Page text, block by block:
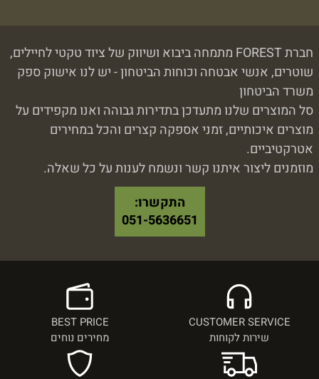
חברת FOREST מתמחה ביבוא ושיווק של ציוד טקטי לחיילים,
שוטרים, אנשי אבטחה וכוחות הביטחון - יש לנו אישוק ספק
משרד הביטחון
סל המוצרים שלנו מתעדכן בתדירות גבוהה ואנו מקפידים על
מוצרים איכותיים, זמני אספקה קצרים והכל במחירים
אטרקטיביים.
מוזמנים ליצור איתנו קשר ונשמח לענות על כל שאלה.
התקשרו:
051-5636651
CUSTOMER SERVICE
שירות לקוחות
BEST PRICE
מחירים נוחים